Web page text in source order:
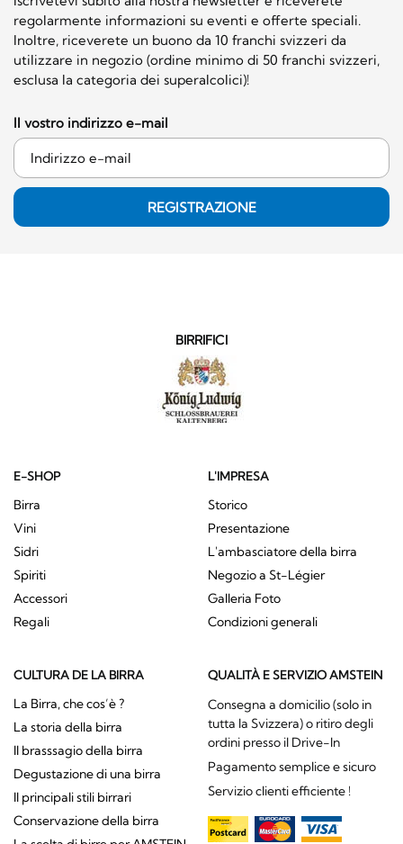
regolarmente informazioni su eventi e offerte speciali.
Inoltre, riceverete un buono da 10 franchi svizzeri da
utilizzare in negozio (ordine minimo di 50 franchi svizzeri,
esclusa la categoria dei superalcolici)!
Il vostro indirizzo e-mail
REGISTRAZIONE
BIRRIFICI
E-SHOP
Birra
Vini
Sidri
Spiriti
Accessori
Regali
L'IMPRESA
Storico
Presentazione
L'ambasciatore della birra
Negozio a St-Légier
Galleria Foto
Condizioni generali
CULTURA DE LA BIRRA
La Birra, che cos’è ?
La storia della birra
Il brasssagio della birra
Degustazione di una birra
Il principali stili birrari
Conservazione della birra
QUALITÀ E SERVIZIO AMSTEIN
Consegna a domicilio (solo in
tutta la Svizzera) o ritiro degli
ordini presso il Drive-In
Pagamento semplice e sicuro
Servizio clienti efficiente !